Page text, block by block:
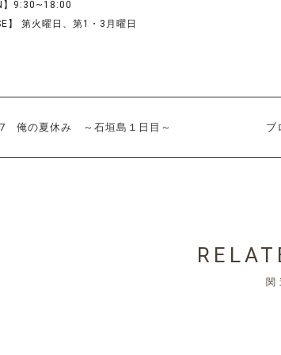
】9:30~18:00
】 第火曜日、第1・3月曜日
俺の夏休み ～石垣島１日目～ ブ
関